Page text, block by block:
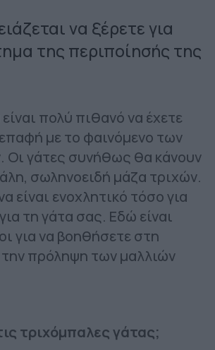
να ξέρετε για
της περιποίησής της
πολύ πιθανό να έχετε
με το φαινόμενο των
Οι γάτες συνήθως θα κάνουν
σωληνοειδή μάζα τριχών.
είναι ενοχλητικό τόσο για
τη γάτα σας. Εδώ είναι
για να βοηθήσετε στη
την πρόληψη των μαλλιών
τριχόμπαλες γάτας;